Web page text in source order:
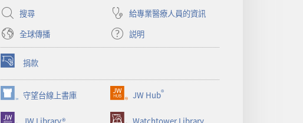
視
窗）
搜尋
給專業醫療人員的資訊
全球傳播
説明
捐款
（開
啟
新
視
窗）
守望台線上書庫
（開
啟
JW Hub®
（開
啟